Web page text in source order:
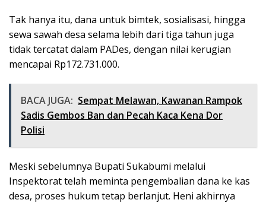
Tak hanya itu, dana untuk bimtek, sosialisasi, hingga
sewa sawah desa selama lebih dari tiga tahun juga
tidak tercatat dalam PADes, dengan nilai kerugian
mencapai Rp172.731.000.
BACA JUGA: Sempat Melawan, Kawanan Rampok
Sadis Gembos Ban dan Pecah Kaca Kena Dor
Polisi
Meski sebelumnya Bupati Sukabumi melalui
Inspektorat telah meminta pengembalian dana ke kas
desa, proses hukum tetap berlanjut. Heni akhirnya